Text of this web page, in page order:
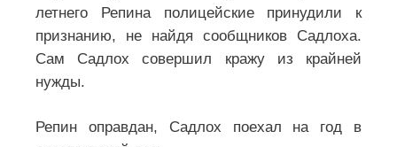
летнего Репина полицейские принудили к
признанию, не найдя сообщников Садлоха.
Сам Садлох совершил кражу из крайней
нужды.
Репин оправдан, Садлох поехал на год в